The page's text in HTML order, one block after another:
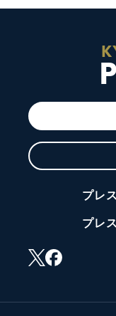
プレ
プレ